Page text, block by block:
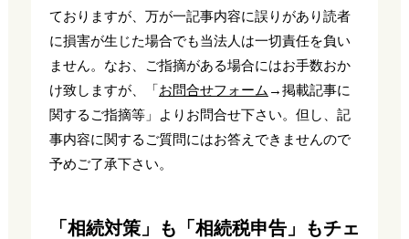
ておりますが、万が一記事内容に誤りがあり読者
に損害が生じた場合でも当法人は一切責任を負い
ません。なお、ご指摘がある場合にはお手数おか
け致しますが、「お問合せフォーム →掲載記事に
関するご指摘等」よりお問合せ下さい。但し、記
事内容に関するご質問にはお答えできませんので
予めご了承下さい。
「相続対策」も「相続税申告」もチェ